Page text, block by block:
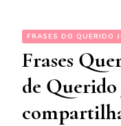
FRASES DO QUERIDO
Frases
de